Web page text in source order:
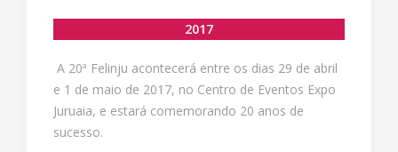
2017
A 20ª Felinju acontecerá entre os dias 29 de abril
e 1 de maio de 2017, no Centro de Eventos Expo
Juruaia, e estará comemorando 20 anos de
sucesso.